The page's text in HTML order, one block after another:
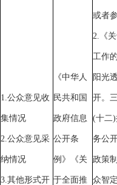
1.公众意见收
集情况
2.公众意见采
纳情况
3.其他形式开
《中华人
民共和国
政府信息
公开条
例》《关
于全面推
或者
2.《
工作
阳光
开。
(十二
务公
政策
众智